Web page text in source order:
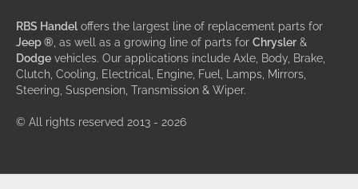
RBS Handel offers the largest line of replacement parts for
Jeep ® , as well as a growing line of parts for Chrysler &
Dodge vehicles. Our applications include Axle, Body, Brake,
Clutch, Cooling, Electrical, Engine, Fuel, Lamps, Mirrors,
Steering, Suspension, Transmission & Wiper.
© All rights reserved 2013 - 2026